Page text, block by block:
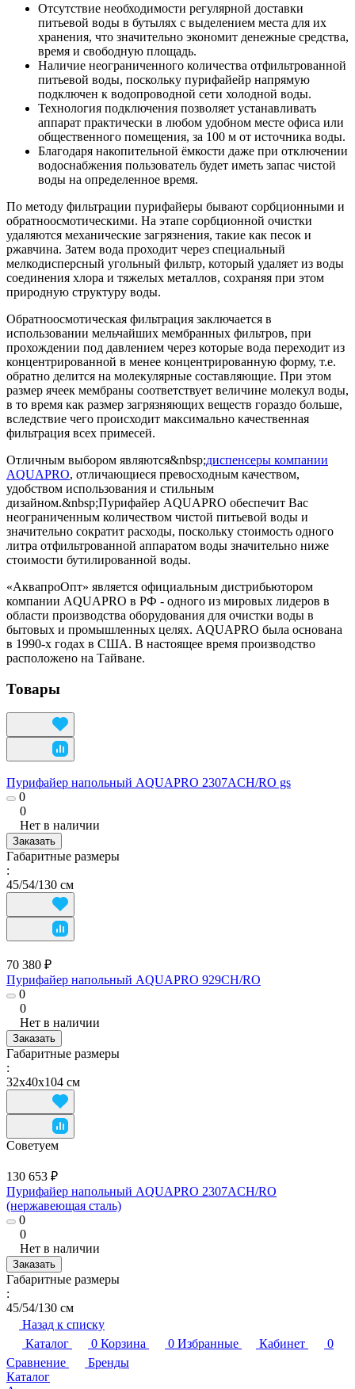
Отсутствие необходимости регулярной доставки
питьевой воды в бутылях с выделением места для их
хранения, что значительно экономит денежные средства,
время и свободную площадь.
Наличие неограниченного количества отфильтрованной
питьевой воды, поскольку пурифайейр напрямую
подключен к водопроводной сети холодной воды.
Технология подключения позволяет устанавливать
аппарат практически в любом удобном месте офиса или
общественного помещения, за 100 м от источника воды.
Благодаря накопительной ёмкости даже при отключении
водоснабжения пользователь будет иметь запас чистой
воды на определенное время.
По методу фильтрации пурифайеры бывают сорбционными и
обратноосмотическими. На этапе сорбционной очистки
удаляются механические загрязнения, такие как песок и
ржавчина. Затем вода проходит через специальный
мелкодисперсный угольный фильтр, который удаляет из воды
соединения хлора и тяжелых металлов, сохраняя при этом
природную структуру воды.
Обратноосмотическая фильтрация заключается в
использовании мельчайших мембранных фильтров, при
прохождении под давлением через которые вода переходит из
концентрированной в менее концентрированную форму, т.е.
обратно делится на молекулярные составляющие. При этом
размер ячеек мембраны соответствует величине молекул воды,
в то время как размер загрязняющих веществ гораздо больше,
вследствие чего происходит максимально качественная
фильтрация всех примесей.
Отличным выбором являются&nbsp;диспенсеры компании
AQUAPRO, отличающиеся превосходным качеством,
удобством использования и стильным
дизайном.&nbsp;Пурифайер AQUAPRO обеспечит Вас
неограниченным количеством чистой питьевой воды и
значительно сократит расходы, поскольку стоимость одного
литра отфильтрованной аппаратом воды значительно ниже
стоимости бутилированной воды.
«АквапроОпт» является официальным дистрибьютором
компании AQUAPRO в РФ - одного из мировых лидеров в
области производства оборудования для очистки воды в
бытовых и промышленных целях. AQUAPRO была основана
в 1990-х годах в США. В настоящее время производство
расположено на Тайване.
Товары
Пурифайер напольный AQUAPRO 2307ACH/RO gs
0
0
Нет в наличии
Заказать
Габаритные размеры
:
45/54/130 см
70 380 ₽
Пурифайер напольный AQUAPRO 929CH/RO
0
0
Нет в наличии
Заказать
Габаритные размеры
:
32х40х104 см
Советуем
130 653 ₽
Пурифайер напольный AQUAPRO 2307ACH/RO
(нержавеющая сталь)
0
0
Нет в наличии
Заказать
Габаритные размеры
:
45/54/130 см
Назад к списку
Каталог
0 Корзина 0 Избранные Кабинет
0
Сравнение
Бренды
Каталог